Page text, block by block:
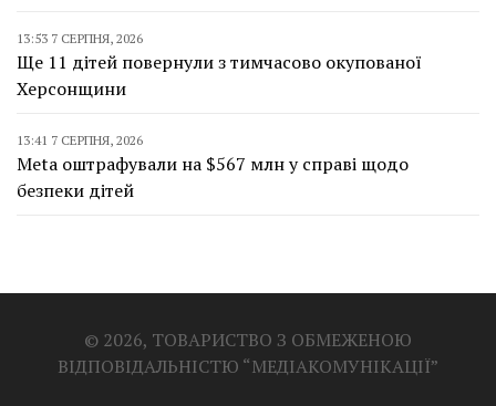
13:53 7 СЕРПНЯ, 2026
Ще 11 дітей повернули з тимчасово окупованої
Херсонщини
13:41 7 СЕРПНЯ, 2026
Meta оштрафували на $567 млн у справі щодо
безпеки дітей
© 2026, ТОВАРИСТВО З ОБМЕЖЕНОЮ
ВІДПОВІДАЛЬНІСТЮ “МЕДІАКОМУНІКАЦІЇ”